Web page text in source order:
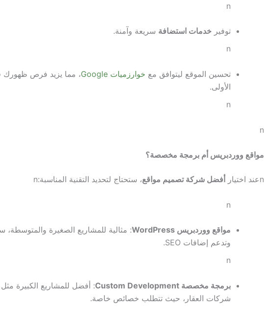
n
توفير خدمات استضافة سريعة وآمنة.
n
تحسين الموقع ليتوافق مع خوارزميات Google
، مما يزيد فرص ظهورك
الأولى.
n
n
مواقع ووردبريس أم برمجة مخصصة؟
nعند اختيار أفضل شركة تصميم مواقع، ستحتاج لتحديد التقنية المناسبة:n
n
مواقع ووردبريس WordPress
: مثالية للمشاريع الصغيرة والمتوسطة،
وتدعم إضافات SEO.
n
برمجة مخصصة Custom Development
: أفضل للمشاريع الكبيرة مثل
شركات العقار، حيث تتطلب خصائص خاصة.